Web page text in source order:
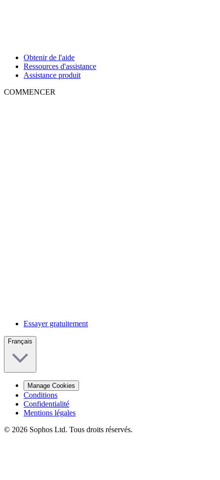
Obtenir de l'aide
Ressources d'assistance
Assistance produit
COMMENCER
Essayer gratuitement
Français
Manage Cookies
Conditions
Confidentialité
Mentions légales
© 2026 Sophos Ltd. Tous droits réservés.